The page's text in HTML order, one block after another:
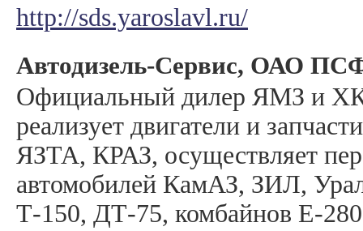
http://sds.yaroslavl.ru/
Автодизель-Сервис, ОАО
Официальный дилер ЯМЗ и
реализует двигатели и
ЯЗТА, КРАЗ, осуществляет
автомобилей КамАЗ, ЗИЛ,
Т-150, ДТ-75, комбайнов Е-